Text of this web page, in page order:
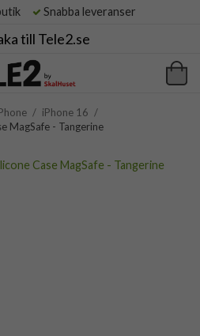
Snabba leveranser
till Tele2.se
/ iPhone 16 /
MagSafe - Tangerine